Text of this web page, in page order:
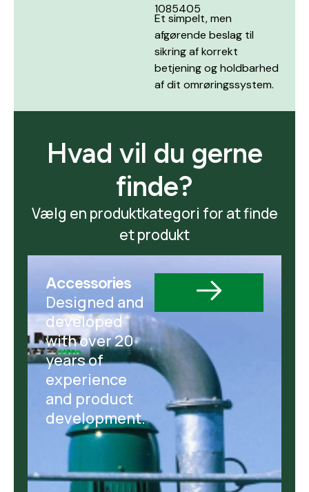
1085405
Et simpelt, men
afgørende beslag til
sikring af korrekt
betjening og holdbarhed
af dit omrøringssystem.
Hvad vil du gerne
finde?
Vælg en produktkategori for at finde
et produkt
Accessories
Designed and
developed
with over 20
years of
experience
and product
development.